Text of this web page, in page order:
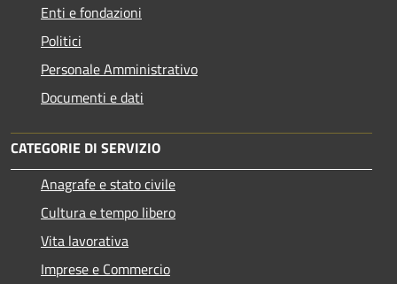
Enti e fondazioni
Politici
Personale Amministrativo
Documenti e dati
CATEGORIE DI SERVIZIO
Anagrafe e stato civile
Cultura e tempo libero
Vita lavorativa
Imprese e Commercio